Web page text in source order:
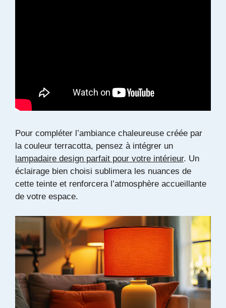
Pour compléter l’ambiance chaleureuse créée par
la couleur terracotta, pensez à intégrer un
lampadaire design parfait pour votre intérieur. Un
éclairage bien choisi sublimera les nuances de
cette teinte et renforcera l’atmosphère accueillante
de votre espace.